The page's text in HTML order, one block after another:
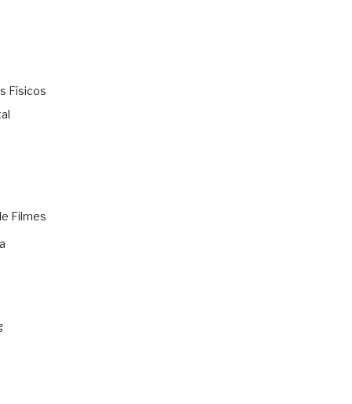
Físicos
Filmes